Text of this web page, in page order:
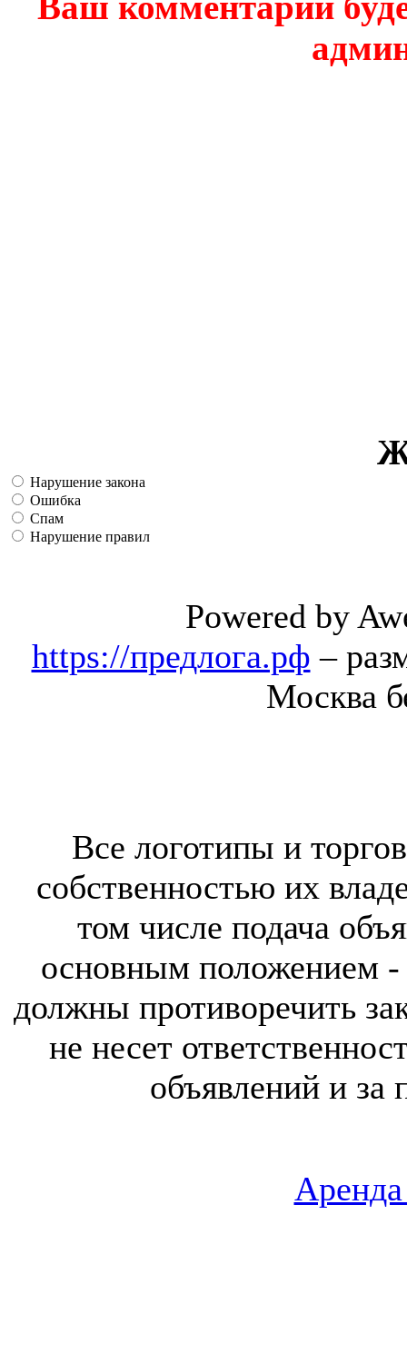
Нарушение закона
Ошибка
Спам
Нарушение правил
Powered by
https://предлога.рф –
Москва
Все логотипы и
собственностью их
том числе подача
основным положением -
должны противоречить
не несет
объявлений и за